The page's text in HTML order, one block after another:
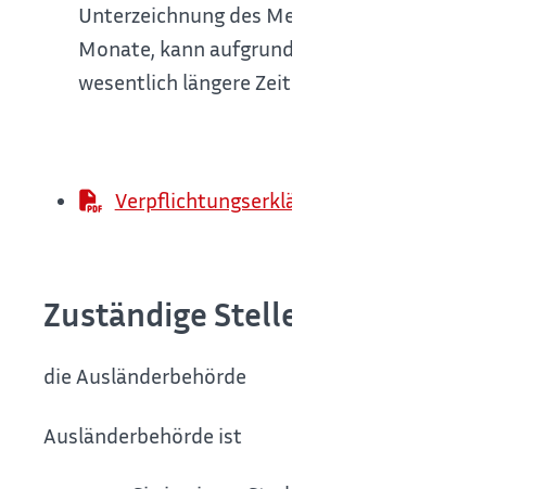
Unterzeichnung des Merkblatts und Abholung der
Monate, kann aufgrund der Masse an Anträgen
wesentlich längere Zeit in Anspruch nehmen.
Verpflichtungserklärung Merkblatt
Zuständige Stelle
die Ausländerbehörde
Ausländerbehörde ist